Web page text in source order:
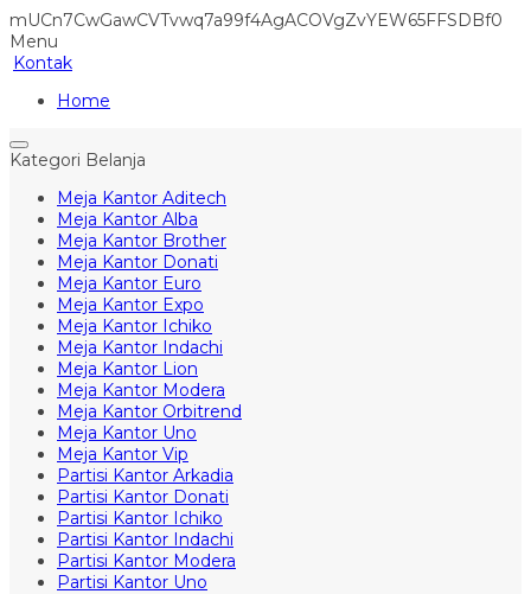
mUCn7CwGawCVTvwq7a99f4AgACOVgZvYEW65FFSDBf0
Menu
Kontak
Home
Kategori Belanja
Meja Kantor Aditech
Meja Kantor Alba
Meja Kantor Brother
Meja Kantor Donati
Meja Kantor Euro
Meja Kantor Expo
Meja Kantor Ichiko
Meja Kantor Indachi
Meja Kantor Lion
Meja Kantor Modera
Meja Kantor Orbitrend
Meja Kantor Uno
Meja Kantor Vip
Partisi Kantor Arkadia
Partisi Kantor Donati
Partisi Kantor Ichiko
Partisi Kantor Indachi
Partisi Kantor Modera
Partisi Kantor Uno